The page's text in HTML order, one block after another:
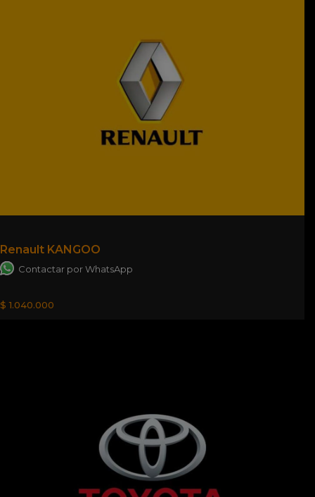
Renault KANGOO
Contactar por WhatsApp
$ 1.040.000